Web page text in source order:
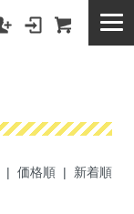
価格順| 新着順